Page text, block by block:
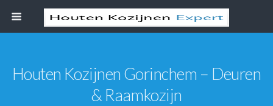
Houten Kozijnen Gorinchem – Deuren
& Raamkozijn